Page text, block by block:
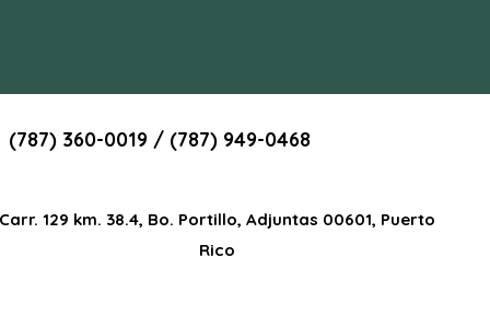
(787) 360-0019 / (787) 949-0468
129 km. 38.4, Bo. Portillo, Adjuntas 00601, Puerto
Rico